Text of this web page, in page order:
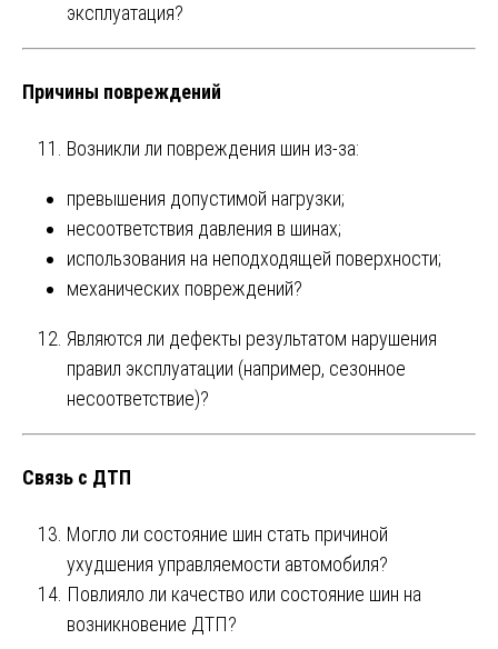
эксплуатация?
Причины повреждений
Возникли ли повреждения шин из-за:
превышения допустимой нагрузки;
несоответствия давления в шинах;
использования на неподходящей поверхности;
механических повреждений?
Являются ли дефекты результатом нарушения
правил эксплуатации (например, сезонное
несоответствие)?
Связь с ДТП
Могло ли состояние шин стать причиной
ухудшения управляемости автомобиля?
Повлияло ли качество или состояние шин на
возникновение ДТП?